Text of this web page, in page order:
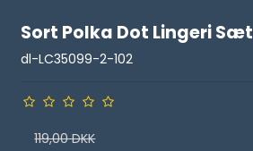
Sort Polka Dot Lingeri Sæt
dl-LC35099-2-102
119,00 DKK